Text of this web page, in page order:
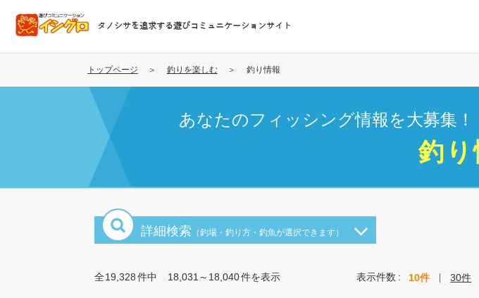
コ
テ
タノシサを追求する遊びコミュニケーションサイト
トップページ 釣りを楽しむ 釣り情報
あなたのフィッシング情報を大募集
釣り
詳細検索 （釣場・釣り方・釣魚が選択できます）
全19,328件中 18,031～18,040件を表示 表示件数 10件 30件